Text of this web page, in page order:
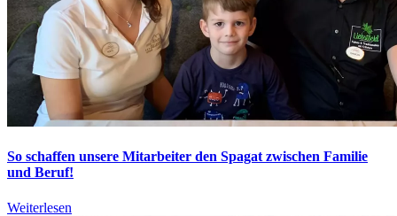
So schaffen unsere Mitarbeiter den Spagat zwischen Familie
und Beruf!
Weiterlesen